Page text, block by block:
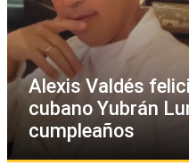
Alexis Valdés
cubano Yubrán
cumpleaños